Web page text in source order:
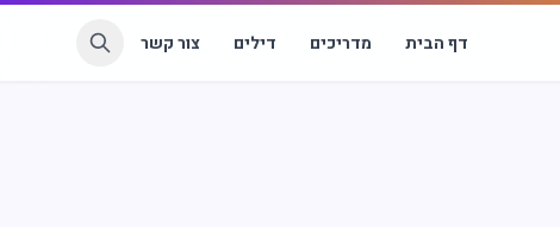
דף הבית מדריכים דילים צור קשר